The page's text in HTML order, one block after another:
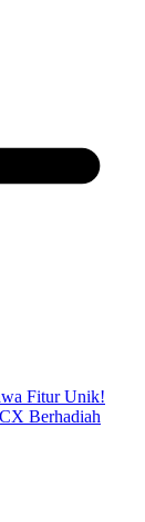
Fitur Unik!
Berhadiah